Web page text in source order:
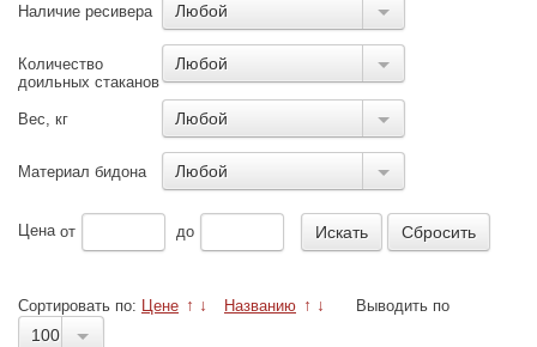
Наличие ресивера Любой
Количество
доильных стаканов
Любой
Вес, кг Любой
Материал бидона Любой
Ценаот до Сбросить
Сортировать по: Цене ↑ ↓ Названию ↑ ↓ Выводить по
100